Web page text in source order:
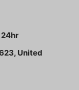
United